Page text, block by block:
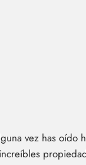
vez has oído